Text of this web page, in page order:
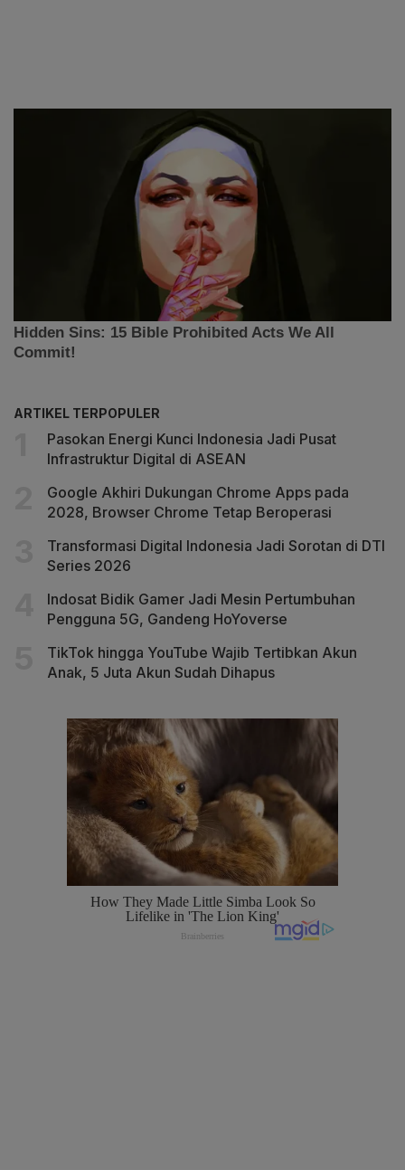
ARTIKEL TERPOPULER
Pasokan Energi Kunci Indonesia Jadi Pusat
Infrastruktur Digital di ASEAN
Google Akhiri Dukungan Chrome Apps pada
2028, Browser Chrome Tetap Beroperasi
Transformasi Digital Indonesia Jadi Sorotan di DTI
Series 2026
Indosat Bidik Gamer Jadi Mesin Pertumbuhan
Pengguna 5G, Gandeng HoYoverse
TikTok hingga YouTube Wajib Tertibkan Akun
Anak, 5 Juta Akun Sudah Dihapus